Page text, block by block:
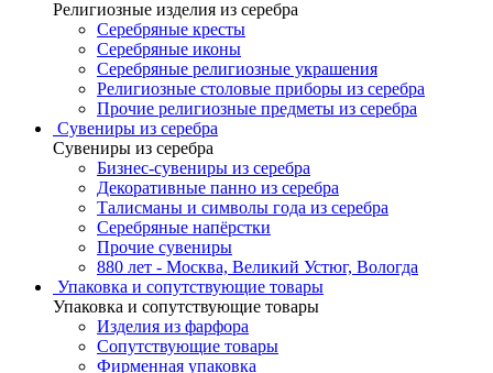
Религиозные изделия из серебра
Серебряные кресты
Серебряные иконы
Серебряные религиозные украшения
Религиозные столовые приборы из серебра
Прочие религиозные предметы из серебра
Сувениры из серебра
Сувениры из серебра
Бизнес-сувениры из серебра
Декоративные панно из серебра
Талисманы и символы года из серебра
Серебряные напёрстки
Прочие сувениры
880 лет - Москва, Великий Устюг, Вологда
Упаковка и сопутствующие товары
Упаковка и сопутствующие товары
Изделия из фарфора
Сопутствующие товары
Фирменная упаковка